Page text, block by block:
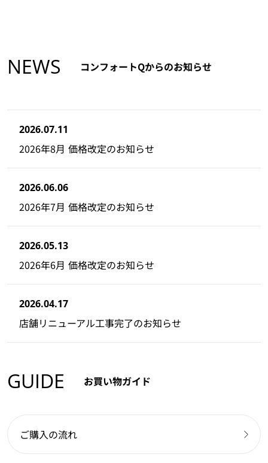
NEWS コンフォートQからのお知らせ
2026.07.11
2026年8月 価格改定のお知らせ
2026.06.06
2026年7月 価格改定のお知らせ
2026.05.13
2026年6月 価格改定のお知らせ
2026.04.17
店舗リニューアル工事完了のお知らせ
GUIDE お買い物ガイド
ご購入の流れ